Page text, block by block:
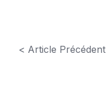
< Article Précédent